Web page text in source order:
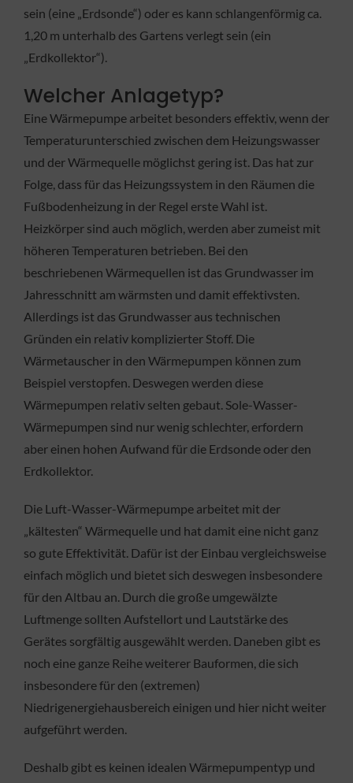
sein (eine „Erdsonde“) oder es kann schlangenförmig ca.
1,20 m unterhalb des Gartens verlegt sein (ein
„Erdkollektor“).
Welcher Anlagetyp?
Eine Wärmepumpe arbeitet besonders effektiv, wenn der
Temperaturunterschied zwischen dem Heizungswasser
und der Wärmequelle möglichst gering ist. Das hat zur
Folge, dass für das Heizungssystem in den Räumen die
Fußbodenheizung in der Regel erste Wahl ist.
Heizkörper sind auch möglich, werden aber zumeist mit
höheren Temperaturen betrieben. Bei den
beschriebenen Wärmequellen ist das Grundwasser im
Jahresschnitt am wärmsten und damit effektivsten.
Allerdings ist das Grundwasser aus technischen
Gründen ein relativ komplizierter Stoff. Die
Wärmetauscher in den Wärmepumpen können zum
Beispiel verstopfen. Deswegen werden diese
Wärmepumpen relativ selten gebaut. Sole-Wasser-
Wärmepumpen sind nur wenig schlechter, erfordern
aber einen hohen Aufwand für die Erdsonde oder den
Erdkollektor.
Die Luft-Wasser-Wärmepumpe arbeitet mit der
„kältesten“ Wärmequelle und hat damit eine nicht ganz
so gute Effektivität. Dafür ist der Einbau vergleichsweise
einfach möglich und bietet sich deswegen insbesondere
für den Altbau an. Durch die große umgewälzte
Luftmenge sollten Aufstellort und Lautstärke des
Gerätes sorgfältig ausgewählt werden. Daneben gibt es
noch eine ganze Reihe weiterer Bauformen, die sich
insbesondere für den (extremen)
Niedrigenergiehausbereich einigen und hier nicht weiter
aufgeführt werden.
Deshalb gibt es keinen idealen Wärmepumpentyp und